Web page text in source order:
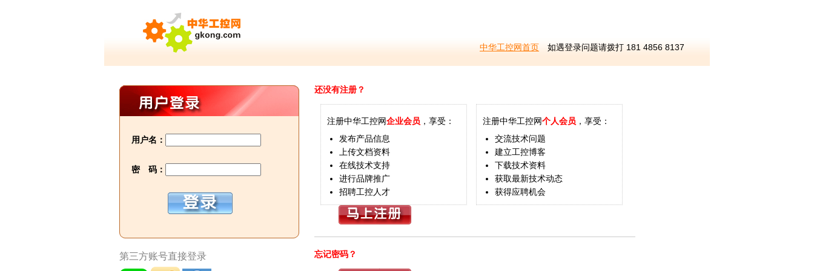
中华工控网首页 如遇登录问题请拨打 181 4856 8137
用户名：
密 码：
第三方账号直接登录
还没有注册？
注册中华工控网企业会员 ，享受：
发布产品信息
上传文档资料
在线技术支持
进行品牌推广
招聘工控人才
注册中华工控网个人会员 ，享受：
交流技术问题
建立工控博客
下载技术资料
获取最新技术动态
获得应聘机会
忘记密码？